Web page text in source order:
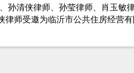
孙清侠律师、孙莹律师、肖玉敏
律师受邀为临沂市公共住房经营